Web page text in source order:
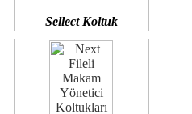
Sellect Koltuk